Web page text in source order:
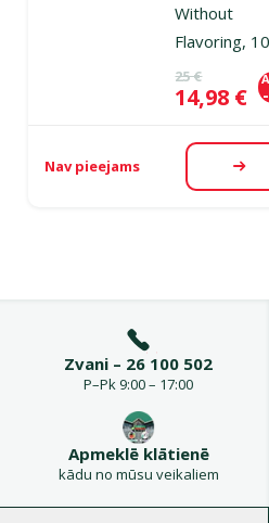
Without
Flavoring,
Oriģinālā
25 €
Cena
14,98 €
Nav pieejams
Zvani – 26 100 502
P–Pk 9:00 – 17:00
Apmeklē klātienē
kādu no mūsu veikaliem